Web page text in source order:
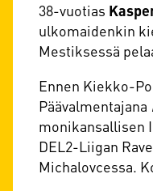
38-vuotias
ulkomaidenkin
Mestiksessä
Ennen Kiekko-
Päävalmentajana
monikansallisen
DEL2-Liigan
Michalovcessa.